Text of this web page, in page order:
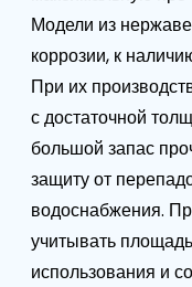
Модели из
коррозии, к
При их
с достаточной
большой запас
защиту от
водоснабжения.
учитывать
использования и